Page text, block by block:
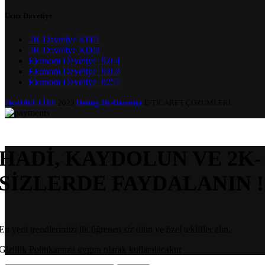
2K Davetiye K001
2K Davetiye K002
Ekonom Davetiye_9264
Ekonom Davetiye_9262
Ekonom Davetiye_9257
2K-DAVETİYE Desing 2K-Davetiye
KAYDOLUN VE
FAYDALANIN !
yeni trendlerimizi ilk öğrenen siz olun ve özel teklifler alın.
Politikamıza uygun olarak kullanılacaktır